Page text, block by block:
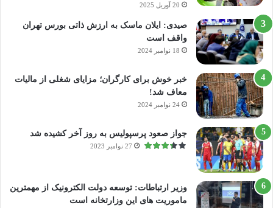
20 آوریل 2025
صیدی: ایلان ماسک به ارزش ذاتی بورس تهران
واقف است
18 نوامبر 2024
خبر خوش برای کارگران؛ مزایای شغلی از مالیات
معاف شد!
24 نوامبر 2024
جواز صعود پرسپولیس به روز آخر کشیده شد
27 نوامبر 2023
وزیر ارتباطات: توسعه دولت الکترونیک از مهمترین
ماموریت های این وزارتخانه است